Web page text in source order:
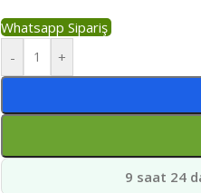
Whatsapp Sipariş
-
+
9 saat 24